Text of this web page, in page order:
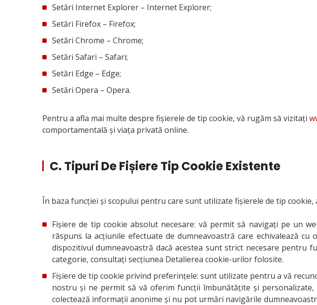
Setări Internet Explorer – Internet Explorer;
Setări Firefox – Firefox;
Setări Chrome – Chrome;
Setări Safari – Safari;
Setări Edge – Edge;
Setări Opera – Opera.
Pentru a afla mai multe despre fișierele de tip cookie, vă rugăm să vizitați
comportamentală și viața privată online.
C. Tipuri De Fișiere Tip Cookie Existente
În baza funcției și scopului pentru care sunt utilizate fișierele de tip
Fișiere de tip cookie absolut necesare: vă permit să navigați pe un
răspuns la acțiunile efectuate de dumneavoastră care echivalează
dispozitivul dumneavoastră dacă acestea sunt strict necesare pentru
categorie, consultaţi secţiunea Detalierea cookie-urilor folosite.
Fișiere de tip cookie privind preferințele: sunt utilizate pentru a vă
nostru și ne permit să vă oferim funcții îmbunătățite și
colectează informații anonime și nu pot urmări navigările